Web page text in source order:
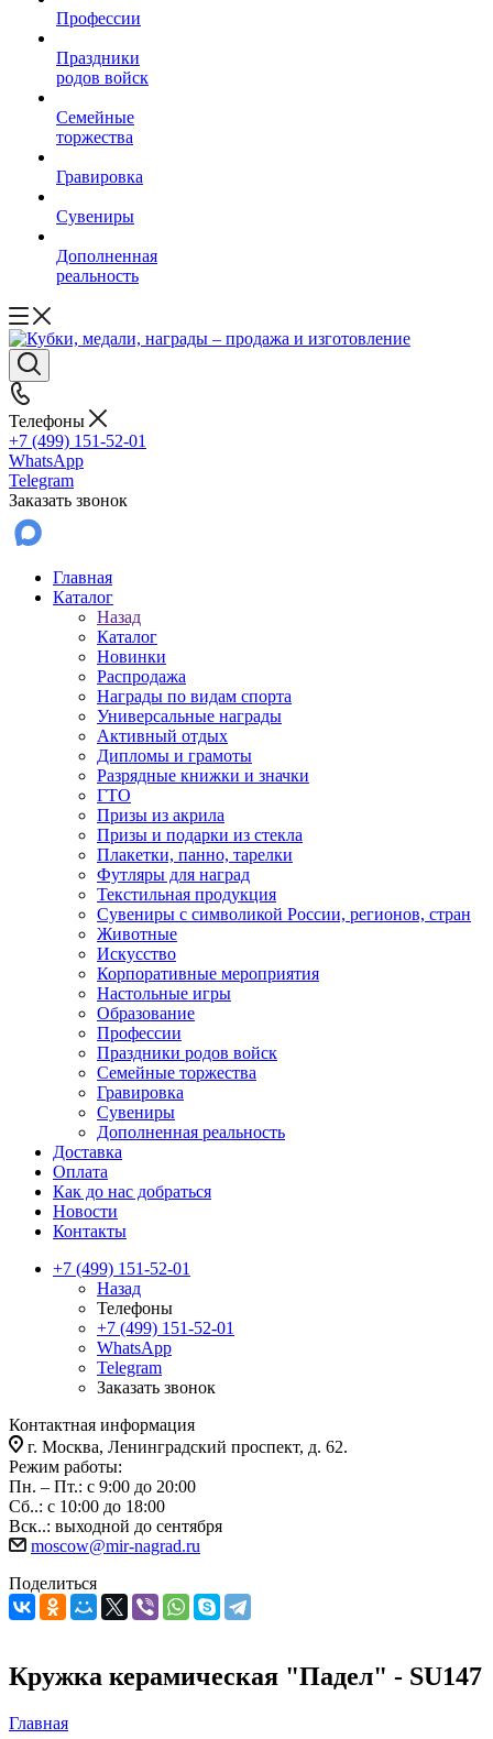
Профессии
Праздники
родов войск
Семейные
торжества
Гравировка
Сувениры
Дополненная
реальность
Телефоны
+7 (499) 151-52-01
WhatsApp
Telegram
Заказать звонок
Главная
Каталог
Назад
Каталог
Новинки
Распродажа
Награды по видам спорта
Универсальные награды
Активный отдых
Дипломы и грамоты
Разрядные книжки и значки
ГТО
Призы из акрила
Призы и подарки из стекла
Плакетки, панно, тарелки
Футляры для наград
Текстильная продукция
Сувениры с символикой России, регионов, стран
Животные
Искусство
Корпоративные мероприятия
Настольные игры
Образование
Профессии
Праздники родов войск
Семейные торжества
Гравировка
Сувениры
Дополненная реальность
Доставка
Оплата
Как до нас добраться
Новости
Контакты
+7 (499) 151-52-01
Назад
Телефоны
+7 (499) 151-52-01
WhatsApp
Telegram
Заказать звонок
Контактная информация
г. Москва, Ленинградский проспект, д. 62.
Режим работы:
Пн. – Пт.: с 9:00 до 20:00
Сб..: с 10:00 до 18:00
Вск..: выходной до сентября
moscow@mir-nagrad.ru
Поделиться
Кружка керамическая "Падел" - SU147
Главная